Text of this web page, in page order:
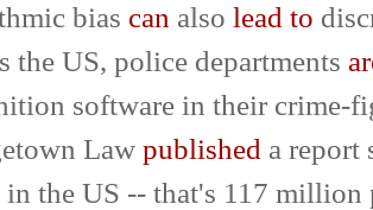
bias can also lead to
the US, police departments
software in their crime-
Law published a report
in the US -- that's 117